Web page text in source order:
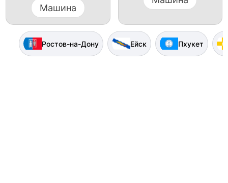
Машина
Ростов-на-Дону Ейск Пхукет